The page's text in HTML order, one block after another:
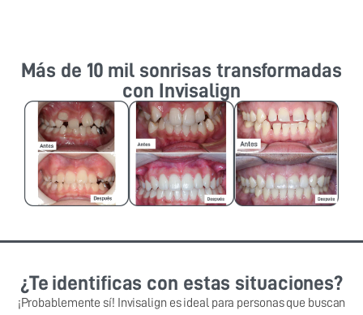
Más de 10 mil sonrisas transformadas
con Invisalign
¿Te identificas con estas situaciones?
¡Probablemente sí! Invisalign es ideal para personas que buscan